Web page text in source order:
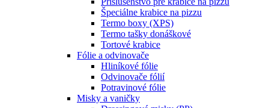
Špeciálne krabice na pizzu
Termo boxy (XPS)
Termo tašky donáškové
Tortové krabice
Fólie a odvinovače
Hliníkové fólie
Odvinovače fólií
Potravinové fólie
Misky a vaničky